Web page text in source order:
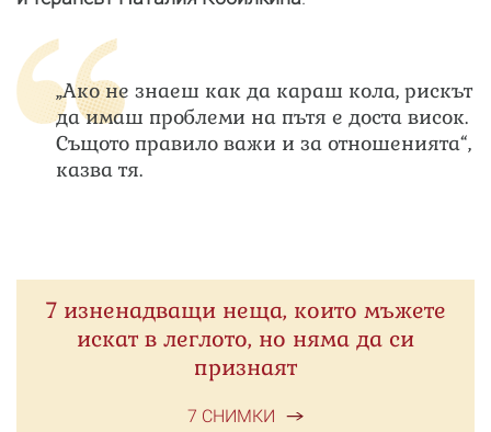
„Ако не знаеш как да караш кола, рискът
да имаш проблеми на пътя е доста висок.
Същото правило важи и за отношенията“,
казва тя.
7 изненадващи неща, които мъжете
искат в леглото, но няма да си
признаят
7 СНИМКИ